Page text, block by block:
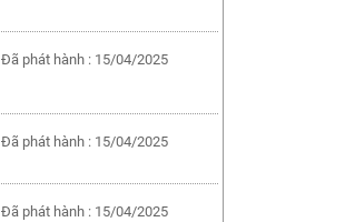
Đã phát hành : 15/04/2025
Đã phát hành : 15/04/2025
Đã phát hành : 15/04/2025